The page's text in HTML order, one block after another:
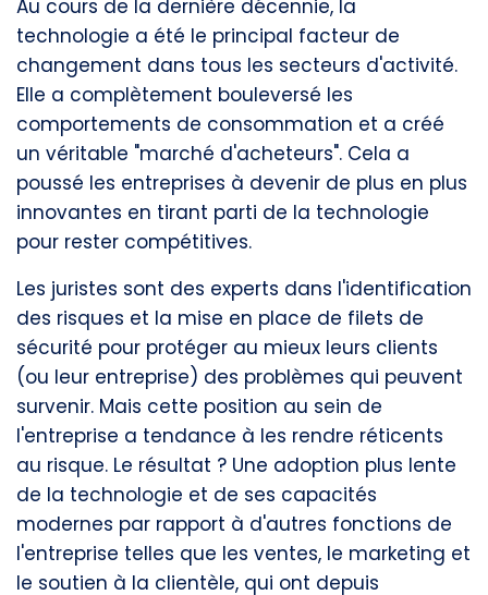
Au cours de la dernière décennie, la
technologie a été le principal facteur de
changement dans tous les secteurs d'activité.
Elle a complètement bouleversé les
comportements de consommation et a créé
un véritable "marché d'acheteurs". Cela a
poussé les entreprises à devenir de plus en plus
innovantes en tirant parti de la technologie
pour rester compétitives.
Les juristes sont des experts dans l'identification
des risques et la mise en place de filets de
sécurité pour protéger au mieux leurs clients
(ou leur entreprise) des problèmes qui peuvent
survenir. Mais cette position au sein de
l'entreprise a tendance à les rendre réticents
au risque. Le résultat ? Une adoption plus lente
de la technologie et de ses capacités
modernes par rapport à d'autres fonctions de
l'entreprise telles que les ventes, le marketing et
le soutien à la clientèle, qui ont depuis